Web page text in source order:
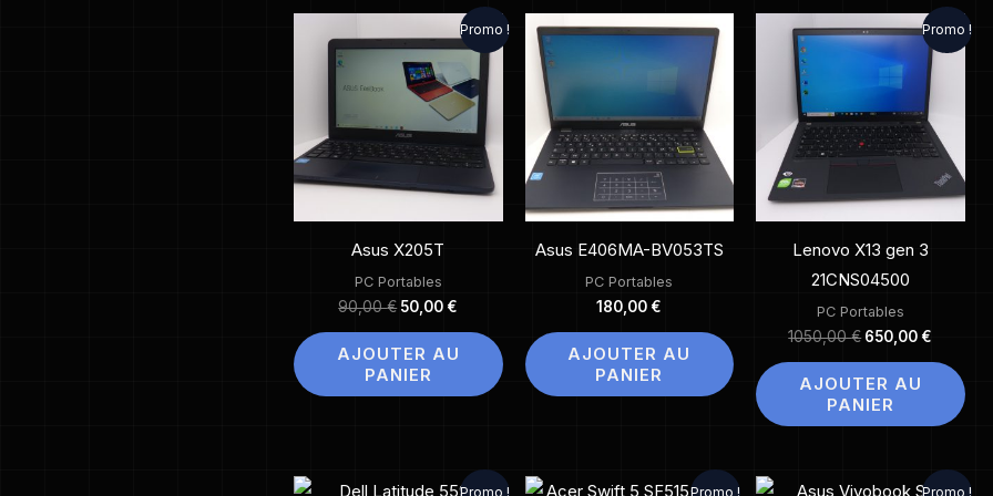
Promo !
Asus X205T
PC Portables
90,00€
prix
initial
était :
90,00 €.
50,00 €
Le
prix
actuel
est :
50,00 €.
AJOUTER AU
PANIER
Asus E406MA-BV053TS
PC Portables
180,00 €
AJOUTER AU
PANIER
Promo !
Lenovo X13 gen 3
21CNS04500
PC Portables
1050,00€
prix
initial
était :
1050,00 €.
650,00 €
prix
actuel
est :
AJOUTER AU
PANIER
Promo !
Le
Promo !
Le
Promo !
Le
Le